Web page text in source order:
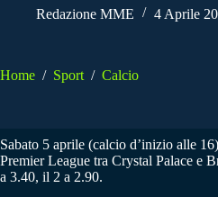
Redazione MME 4 Aprile
Home / Sport / Calcio
Sabato 5 aprile (calcio d’inizio alle
Premier League tra Crystal Palace e
a 3.40, il 2 a 2.90.